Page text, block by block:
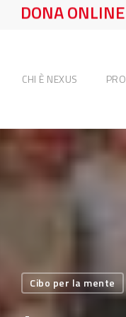
DONA ONLINE
CHI È NEXUS
Cibo per la mente